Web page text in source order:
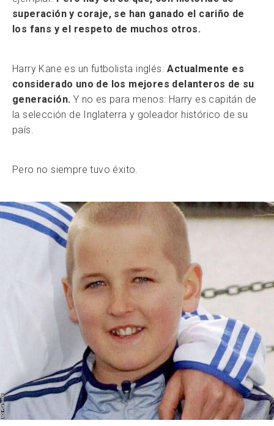
superación y coraje, se han ganado el cariño de
los fans y el respeto de muchos otros.
Harry Kane es un futbolista inglés.Actualmente es
considerado uno de los mejores delanteros de su
generación. Y no es para menos: Harry es capitán de
la selección de Inglaterra y goleador histórico de su
país.
Pero no siempre tuvo éxito.